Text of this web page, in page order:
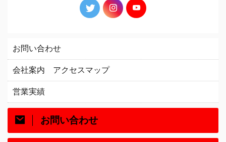
お問い合わせ
会社案内 アクセスマップ
営業実績
お問い合わせ